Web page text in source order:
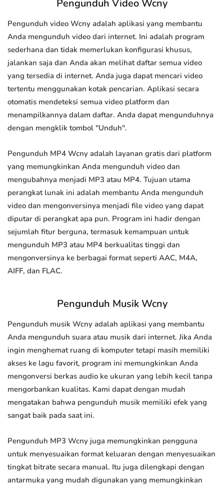
Pengunduh Video Wcny
Pengunduh video Wcny adalah aplikasi yang membantu
Anda mengunduh video dari internet. Ini adalah program
sederhana dan tidak memerlukan konfigurasi khusus,
jalankan saja dan Anda akan melihat daftar semua video
yang tersedia di internet. Anda juga dapat mencari video
tertentu menggunakan kotak pencarian. Aplikasi secara
otomatis mendeteksi semua video platform dan
menampilkannya dalam daftar. Anda dapat mengunduhnya
dengan mengklik tombol "Unduh".
Pengunduh MP4 Wcny adalah layanan gratis dari platform
yang memungkinkan Anda mengunduh video dan
mengubahnya menjadi MP3 atau MP4. Tujuan utama
perangkat lunak ini adalah membantu Anda mengunduh
video dan mengonversinya menjadi file video yang dapat
diputar di perangkat apa pun. Program ini hadir dengan
sejumlah fitur berguna, termasuk kemampuan untuk
mengunduh MP3 atau MP4 berkualitas tinggi dan
mengonversinya ke berbagai format seperti AAC, M4A,
AIFF, dan FLAC.
Pengunduh Musik Wcny
Pengunduh musik Wcny adalah aplikasi yang membantu
Anda mengunduh suara atau musik dari internet. Jika Anda
ingin menghemat ruang di komputer tetapi masih memiliki
akses ke lagu favorit, program ini memungkinkan Anda
mengonversi berkas audio ke ukuran yang lebih kecil tanpa
mengorbankan kualitas. Kami dapat dengan mudah
mengatakan bahwa pengunduh musik memiliki efek yang
sangat baik pada saat ini.
Pengunduh MP3 Wcny juga memungkinkan pengguna
untuk menyesuaikan format keluaran dengan menyesuaikan
tingkat bitrate secara manual. Itu juga dilengkapi dengan
antarmuka yang mudah digunakan yang memungkinkan